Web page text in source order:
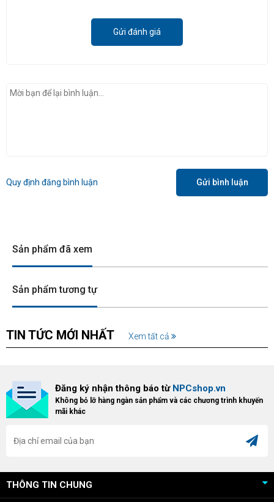
Gửi đánh giá
Quy định đăng bình luận Gửi bình luận
Sản phẩm đã xem
Sản phẩm tương tự
TIN TỨC MỚI NHẤT Xem tất cả
Đăng ký nhận thông báo từ NPCshop.vn
Không bỏ lỡ hàng ngàn sản phẩm và các chương trình khuyến
mãi khác
THÔNG TIN CHUNG